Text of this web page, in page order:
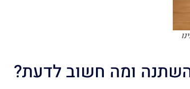
הבינו
ומה חשוב לדעת?